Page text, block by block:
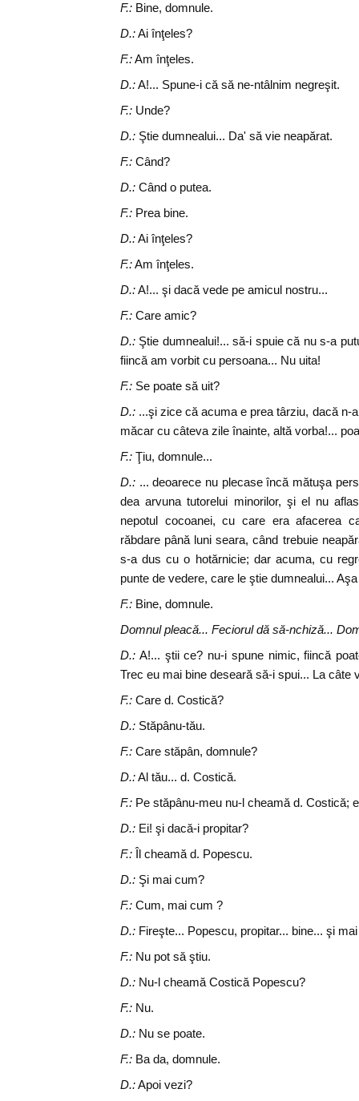
F.: Bine, domnule.
D.:Ai înţeles?
F.:Am înţeles.
D.:A!... Spune-i că să ne-ntâlnim negreşit.
F.: Unde?
D.: Ştie dumnealui... Da' să vie neapărat.
F.: Când?
D.: Când o putea.
F.: Prea bine.
D.:Ai înţeles?
F.:Am înţeles.
D.:A!... şi dacă vede pe amicul nostru...
F.: Care amic?
D.: Ştie dumnealui!... să-i spuie că nu s-a
fiincă am vorbit cu persoana... Nu uita!
F.: Se poate să uit?
D.: ...şi zice că acuma e prea târziu, dacă n-
măcar cu câteva zile înainte, altă vorba!...
F.: Ţiu, domnule...
D.: ... deoarece nu plecase încă mătuşa
dea arvuna tutorelui minorilor, şi el nu
nepotul cocoanei, cu care era afacerea
răbdare până luni seara, când trebuie
s-a dus cu o hotărnicie; dar acuma, cu
punte de vedere, care le ştie dumnealui...
F.: Bine, domnule.
Domnul pleacă... Feciorul dă să-nchiză...
D.: A!... ştii ce? nu-i spune nimic, fiincă
Trec eu mai bine deseară să-i spui... La câte
F.: Care d. Costică?
D.: Stăpânu-tău.
F.: Care stăpân, domnule?
D.:Al tău... d. Costică.
F.: Pe stăpânu-meu nu-l cheamă d. Costică;
D.: Ei! şi dacă-i propitar?
F.: Îl cheamă d. Popescu.
D.: Şi mai cum?
F.: Cum, mai cum ?
D.: Fireşte... Popescu, propitar... bine... şi
F.: Nu pot să ştiu.
D.: Nu-l cheamă Costică Popescu?
F.: Nu.
D.: Nu se poate.
F.: Ba da, domnule.
D.:Apoi vezi?